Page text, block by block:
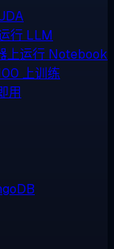
行 LLM
上运行 Notebook
上训练
用